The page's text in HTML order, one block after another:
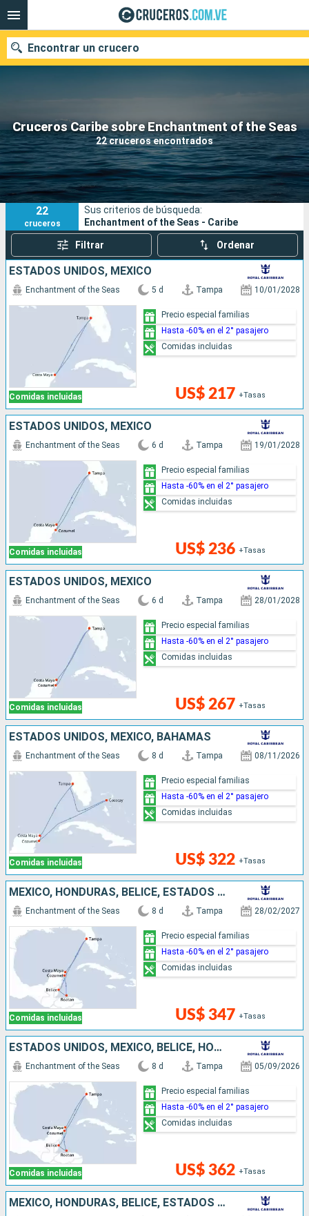
Cruceros Caribe sobre Enchantment of the Seas
22 cruceros encontrados
Encontrar un crucero
Nuestros destinos
Fecha de salida
Puertos Compañías
Buscar
22
cruceros
Sus criterios de búsqueda:
Enchantment of the Seas - Caribe
Filtrar Ordenar
ESTADOS UNIDOS, MÉXICO
Comidas incluidas
Enchantment of the Seas 5 d Tampa 10/01/2028
US$ 217 +Tasas
Precio especial familias
Hasta -60% en el 2° pasajero
Comidas incluidas
ESTADOS UNIDOS, MÉXICO
Comidas incluidas
Enchantment of the Seas 6 d Tampa 19/01/2028
US$ 236 +Tasas
Precio especial familias
Hasta -60% en el 2° pasajero
Comidas incluidas
ESTADOS UNIDOS, MÉXICO
Comidas incluidas
Enchantment of the Seas 6 d Tampa 28/01/2028
US$ 267 +Tasas
Precio especial familias
Hasta -60% en el 2° pasajero
Comidas incluidas
ESTADOS UNIDOS, MÉXICO, BAHAMAS
Comidas incluidas
Enchantment of the Seas 8 d Tampa 08/11/2026
US$ 322 +Tasas
Precio especial familias
Hasta -60% en el 2° pasajero
Comidas incluidas
MÉXICO, HONDURAS, BELICE, ESTADOS UNIDOS
Comidas incluidas
Enchantment of the Seas 8 d Tampa 28/02/2027
US$ 347 +Tasas
Precio especial familias
Hasta -60% en el 2° pasajero
Comidas incluidas
ESTADOS UNIDOS, MÉXICO, BELICE, HONDURAS
Comidas incluidas
Enchantment of the Seas 8 d Tampa 05/09/2026
US$ 362 +Tasas
Precio especial familias
Hasta -60% en el 2° pasajero
Comidas incluidas
MÉXICO, HONDURAS, BELICE, ESTADOS UNIDOS